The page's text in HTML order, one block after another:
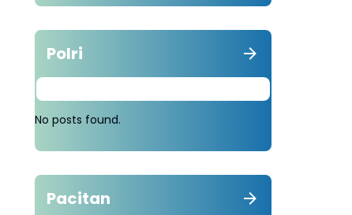
Polri
No posts found.
Pacitan